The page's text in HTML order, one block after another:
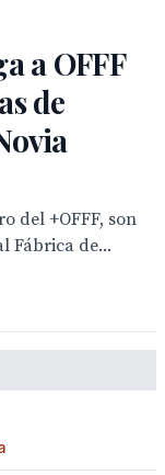
a OFFF
de
del +OFFF, son
Fábrica de...